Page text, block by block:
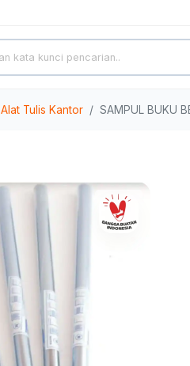
Alat Tulis Kantor SAMPUL BUKU